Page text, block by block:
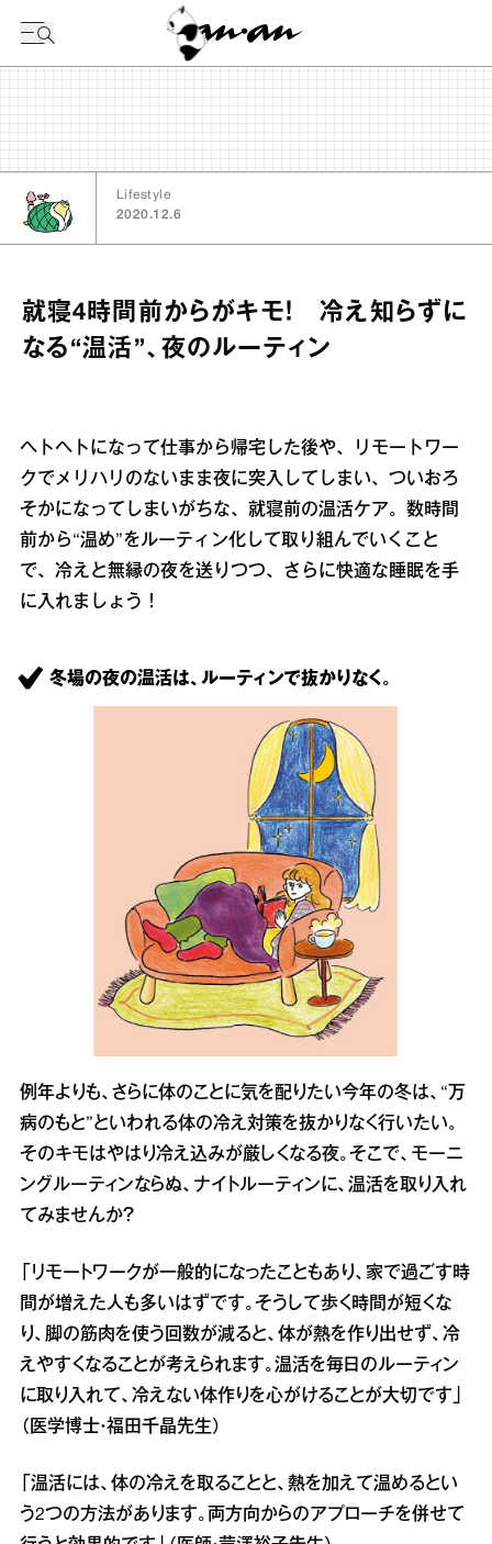
Lifestyle
2020.12.6
就寝4時間前からがキモ！ 冷え知らずに
なる“温活”、夜のルーティン
ヘトヘトになって仕事から帰宅した後や、リモートワー
クでメリハリのないまま夜に突入してしまい、ついおろ
そかになってしまいがちな、就寝前の温活ケア。数時間
前から“温め”をルーティン化して取り組んでいくこと
で、冷えと無縁の夜を送りつつ、さらに快適な睡眠を手
に入れましょう！
冬場の夜の温活は、ルーティンで抜かりなく。
例年よりも、さらに体のことに気を配りたい今年の冬は、“万
病のもと”といわれる体の冷え対策を抜かりなく行いたい。
そのキモはやはり冷え込みが厳しくなる夜。そこで、モーニ
ングルーティンならぬ、ナイトルーティンに、温活を取り入れ
てみませんか？
「リモートワークが一般的になったこともあり、家で過ごす時
間が増えた人も多いはずです。そうして歩く時間が短くな
り、脚の筋肉を使う回数が減ると、体が熱を作り出せず、冷
えやすくなることが考えられます。温活を毎日のルーティン
に取り入れて、冷えない体作りを心がけることが大切です」
（医学博士・福田千晶先生）
「温活には、体の冷えを取ることと、熱を加えて温めるとい
う2つの方法があります。両方向からのアプローチを併せて